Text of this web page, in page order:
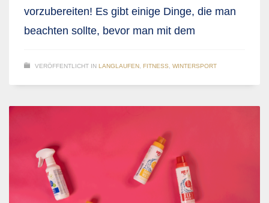
vorzubereiten! Es gibt einige Dinge, die man
beachten sollte, bevor man mit dem
VERÖFFENTLICHT IN LANGLAUFEN FITNESS WINTERSPORT